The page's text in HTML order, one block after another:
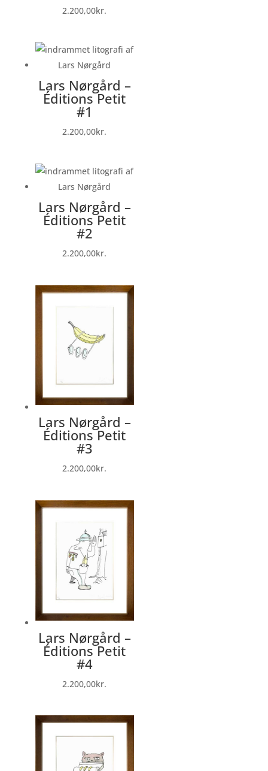
2.200,00kr.
Lars Nørgård –
Éditions Petit
#1
2.200,00kr.
Lars Nørgård –
Éditions Petit
#2
2.200,00kr.
Lars Nørgård –
Éditions Petit
#3
2.200,00kr.
Lars Nørgård –
Éditions Petit
#4
2.200,00kr.